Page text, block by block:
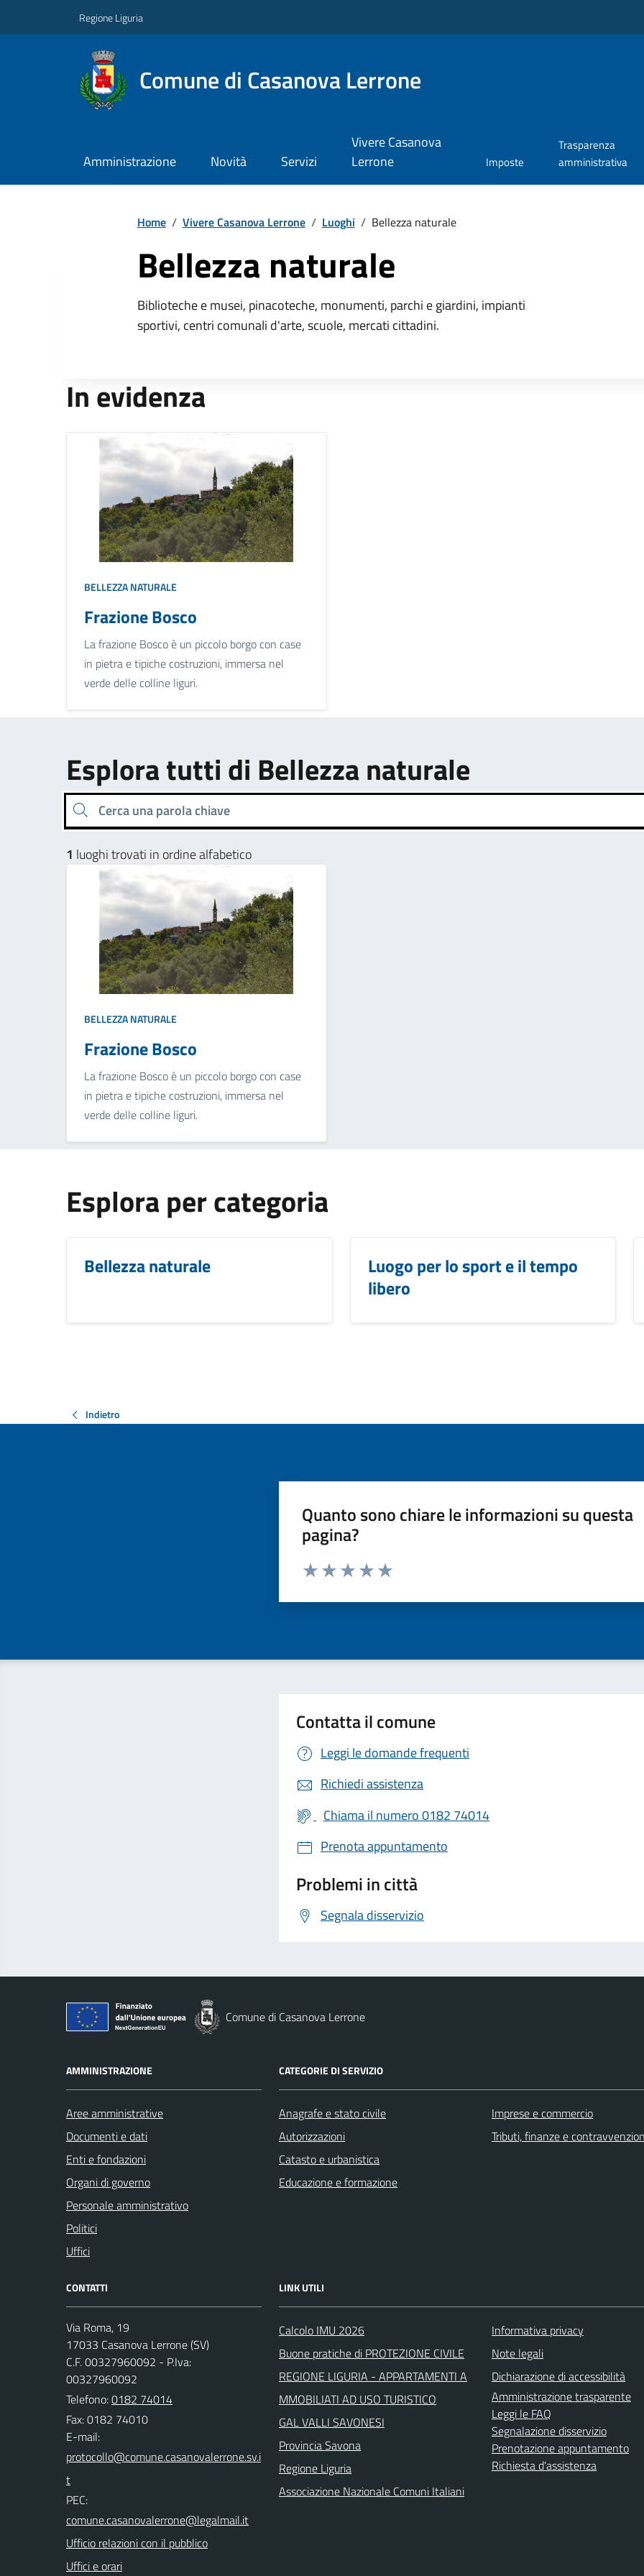
Regione Liguria
Comune di Casanova Lerrone
Amministrazione Novità Servizi
Vivere Casanova
Lerrone
Imposte
Trasparenza
amministrativa
Home / Vivere Casanova Lerrone / Luoghi / Bellezza naturale
Bellezza naturale
Biblioteche e musei, pinacoteche, monumenti, parchi e giardini, impianti
sportivi, centri comunali d'arte, scuole, mercati cittadini.
In evidenza
BELLEZZA NATURALE
Frazione Bosco
La frazione Bosco è un piccolo borgo con case
in pietra e tipiche costruzioni, immersa nel
verde delle colline liguri.
Esplora tutti di Bellezza naturale
Cerca una parola chiave
1 luoghi trovati in ordine alfabetico
BELLEZZA NATURALE
Frazione Bosco
La frazione Bosco è un piccolo borgo con case
in pietra e tipiche costruzioni, immersa nel
verde delle colline liguri.
Esplora per categoria
Bellezza naturale
Luogo per lo sport e il tempo
libero
Indietro
Quanto sono chiare le informazioni su questa
pagina?
Valuta da 1 a 5 stelle la pagina
Contatta il comune
Leggi le domande frequenti
Richiedi assistenza
Chiama il numero 0182 74014
Prenota appuntamento
Problemi in città
Segnala disservizio
Comune di Casanova Lerrone
AMMINISTRAZIONE
Aree amministrative
Documenti e dati
Enti e fondazioni
Organi di governo
Personale amministrativo
Politici
Uffici
CATEGORIE DI SERVIZIO
Anagrafe e stato civile
Autorizzazioni
Catasto e urbanistica
Educazione e formazione
Imprese e commercio
Tributi, finanze e
CONTATTI
Via Roma, 19
17033 Casanova Lerrone (SV)
C.F. 00327960092 - P.Iva:
00327960092
Telefono:0182 74014
Fax: 0182 74010
E-mail:
PEC:
Ufficio relazioni con il pubblico
Uffici e orari
LINK UTILI
Calcolo IMU 2026
Buone pratiche di PROTEZIONE CIVILE
REGIONE LIGURIA - APPARTAMENTI A
MMOBILIATI AD USO TURISTICO
GAL VALLI SAVONESI
Provincia Savona
Regione Liguria
Associazione Nazionale Comuni Italiani
Informativa privacy
Note legali
Dichiarazione di accessibilità
Amministrazione trasparente
Leggi le FAQ
Segnalazione disservizio
Prenotazione appuntamento
Richiesta d'assistenza